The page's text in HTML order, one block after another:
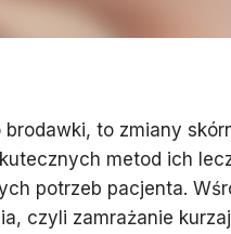
to zmiany
metod ich
potrzeb pacjenta.
czyli zamrażanie